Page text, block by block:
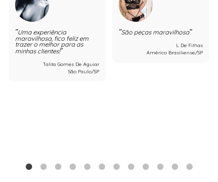
Uma experiência
maravilhosa, fico feliz em
trazer o melhor para as
minhas clientes!
Talita Gomes De Aguiar
São Paulo/SP
São peças maravilhosa
L De Filhas
Américo Brasiliense/SP